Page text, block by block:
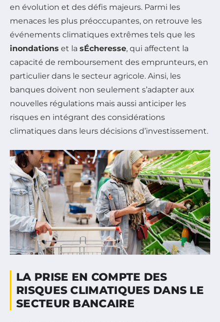
en évolution et des défis majeurs. Parmi les
menaces les plus préoccupantes, on retrouve les
événements climatiques extrêmes tels que les
inondations et la sÉcheresse, qui affectent la
capacité de remboursement des emprunteurs, en
particulier dans le secteur agricole. Ainsi, les
banques doivent non seulement s’adapter aux
nouvelles régulations mais aussi anticiper les
risques en intégrant des considérations
climatiques dans leurs décisions d’investissement.
LA PRISE EN COMPTE DES
RISQUES CLIMATIQUES DANS LE
SECTEUR BANCAIRE